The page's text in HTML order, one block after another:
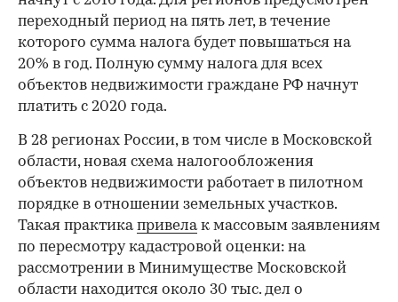
переходный период на пять лет, в течение
которого сумма налога будет повышаться на
20% в год. Полную сумму налога для всех
объектов недвижимости граждане РФ начнут
платить с 2020 года.
В 28 регионах России, в том числе в Московской
области, новая схема налогообложения
объектов недвижимости работает в пилотном
порядке в отношении земельных участков.
Такая практикапривелак массовым заявлениям
по пересмотру кадастровой оценки: на
рассмотрении в Минимуществе Московской
области находится около 30 тыс. дел о